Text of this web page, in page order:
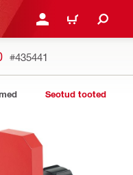
LOGI SISSE VÕI
OSTUKORV
#435441
Seotud tooted